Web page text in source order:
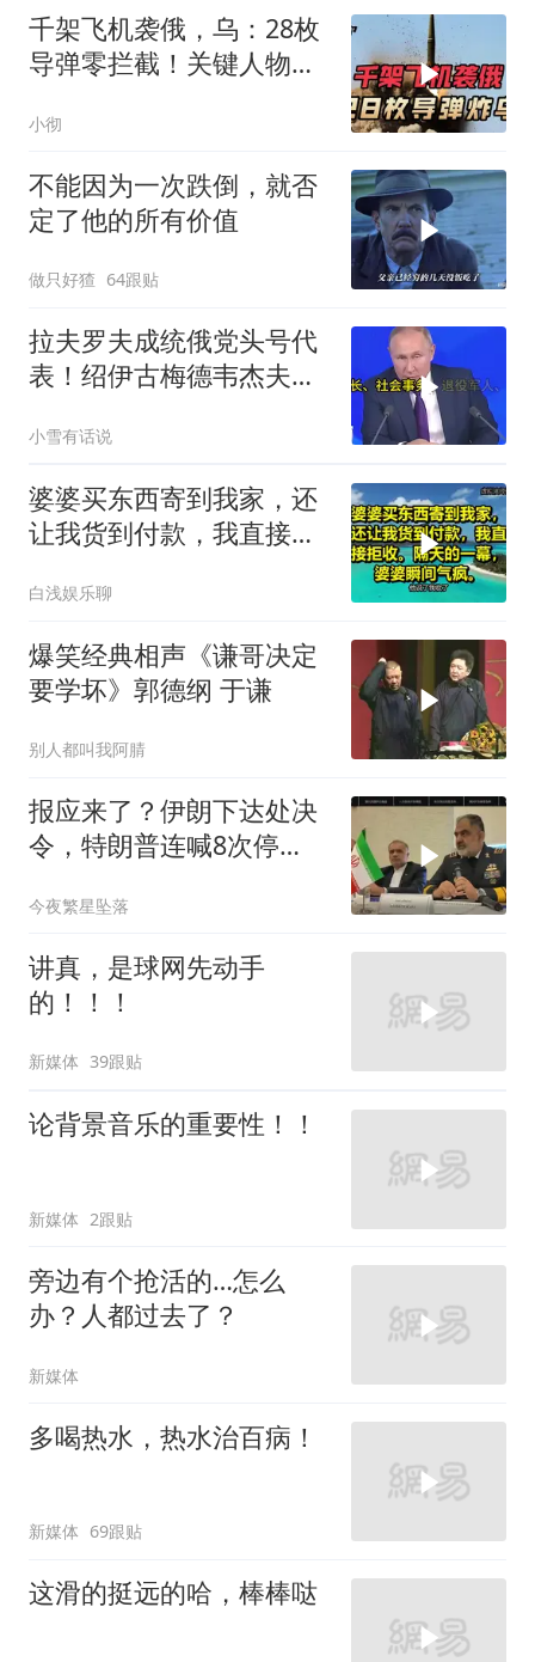
千架飞机袭俄，乌：28枚
导弹零拦截！关键人物被
小彻
不能因为一次跌倒，就否
定了他的所有价值
做只好猹 64跟贴
拉夫罗夫成统俄党头号代
表！绍伊古梅德韦杰夫双
懂了吗
小雪有话说
婆婆买东西寄到我家，还
让我货到付款，我直接拒
间气疯
白浅娱乐聊
爆笑经典相声《谦哥决定
要学坏》郭德纲 于谦
别人都叫我阿腈
报应来了？伊朗下达处决
令，特朗普连喊8次停
今夜繁星坠落
讲真，是球网先动手
的！！！
新媒体 39跟贴
论背景音乐的重要性！！
新媒体 2跟贴
旁边有个抢活的…怎么
办？人都过去了？
新媒体
多喝热水，热水治百病！
新媒体 69跟贴
这滑的挺远的哈，棒棒哒